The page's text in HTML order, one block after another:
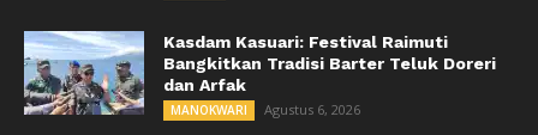
Kasdam Kasuari: Festival Raimuti
Bangkitkan Tradisi Barter Teluk Doreri
dan Arfak
MANOKWARI Agustus 6, 2026